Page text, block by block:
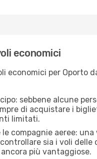
economici
economici per Oporto
sebbene alcune
di acquistare i
limitati.
compagnie aeree:
sia i voli
più vantaggiose.